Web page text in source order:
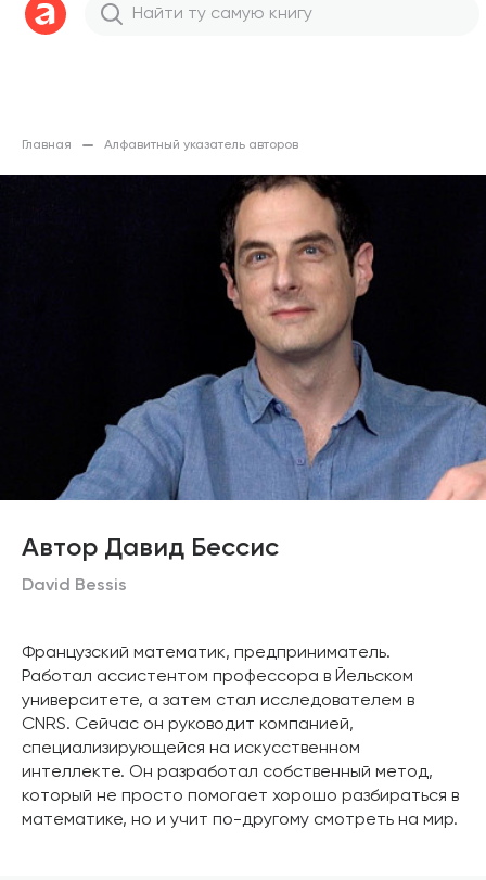
Главная Алфавитный указатель авторов
Автор Давид Бессис
David Bessis
Французский математик, предприниматель.
Работал ассистентом профессора в Йельском
университете, а затем стал исследователем в
CNRS. Сейчас он руководит компанией,
специализирующейся на искусственном
интеллекте. Он разработал собственный метод,
который не просто помогает хорошо разбираться в
математике, но и учит по-другому смотреть на мир.